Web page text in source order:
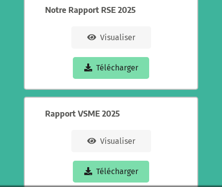
Notre Rapport RSE 2025
Visualiser
Télécharger
Rapport VSME 2025
Visualiser
Télécharger